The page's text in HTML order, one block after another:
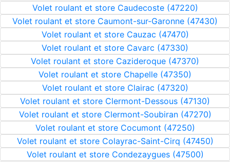
Volet roulant et store Caudecoste (47220)
Volet roulant et store Caumont-sur-Garonne (47430)
Volet roulant et store Cauzac (47470)
Volet roulant et store Cavarc (47330)
Volet roulant et store Cazideroque (47370)
Volet roulant et store Chapelle (47350)
Volet roulant et store Clairac (47320)
Volet roulant et store Clermont-Dessous (47130)
Volet roulant et store Clermont-Soubiran (47270)
Volet roulant et store Cocumont (47250)
Volet roulant et store Colayrac-Saint-Cirq (47450)
Volet roulant et store Condezaygues (47500)